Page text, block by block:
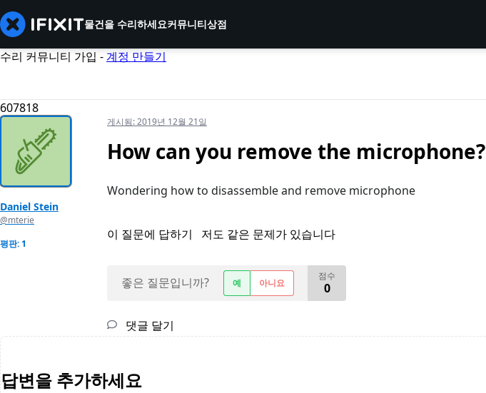
물건을 수리하세요커뮤니티상점
수리 커뮤니티 가입 -계정 만들기
607818
Daniel Stein
@mterie
평판: 1
게시됨:2019년 12월 21일
How can you remove the microphone?
Wondering how to disassemble and remove microphone
이 질문에 답하기 저도 같은 문제가 있습니다
좋은 질문입니까? 예 아니요
점수
0
댓글 달기
답변을 추가하세요